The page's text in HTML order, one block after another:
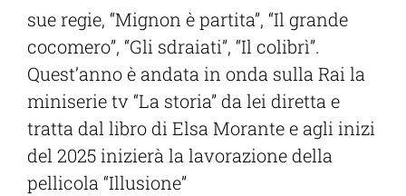
sue regie, “Mignon è partita”, “Il grande
cocomero”, “Gli sdraiati”, “Il colibrì”.
Quest’anno è andata in onda sulla Rai la
miniserie tv “La storia” da lei diretta e
tratta dal libro di Elsa Morante e agli inizi
del 2025 inizierà la lavorazione della
pellicola “Illusione”